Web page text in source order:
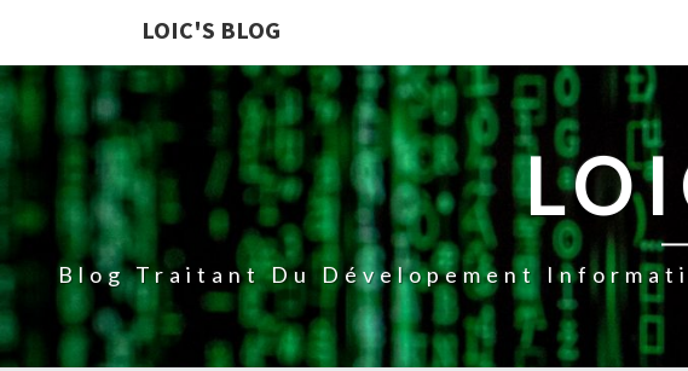
LOIC'S BLOG
Blog Traitant Du Dévelopement